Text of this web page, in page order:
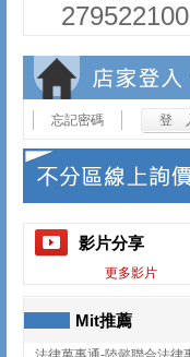
279522100
忘記密碼
影片分享
更多影片
Mit推薦